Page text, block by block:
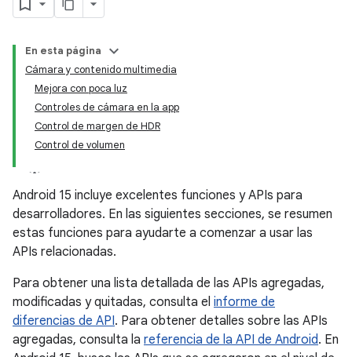
En esta página
Cámara y contenido multimedia
Mejora con poca luz
Controles de cámara en la app
Control de margen de HDR
Control de volumen
Android 15 incluye excelentes funciones y APIs para
desarrolladores. En las siguientes secciones, se resumen
estas funciones para ayudarte a comenzar a usar las
APIs relacionadas.
Para obtener una lista detallada de las APIs agregadas,
modificadas y quitadas, consulta el informe de
diferencias de API. Para obtener detalles sobre las APIs
agregadas, consulta la referencia de la API de Android. En